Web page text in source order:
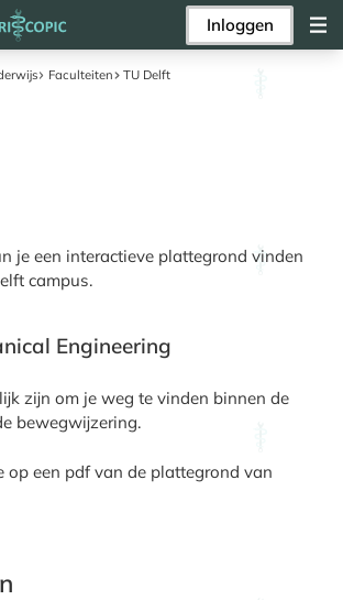
Inloggen
Faculteiten TU Delft
je een interactieve plattegrond vinden
campus.
Engineering
zijn om je weg te vinden binnen de
bewegwijzering.
op een pdf van de plattegrond van